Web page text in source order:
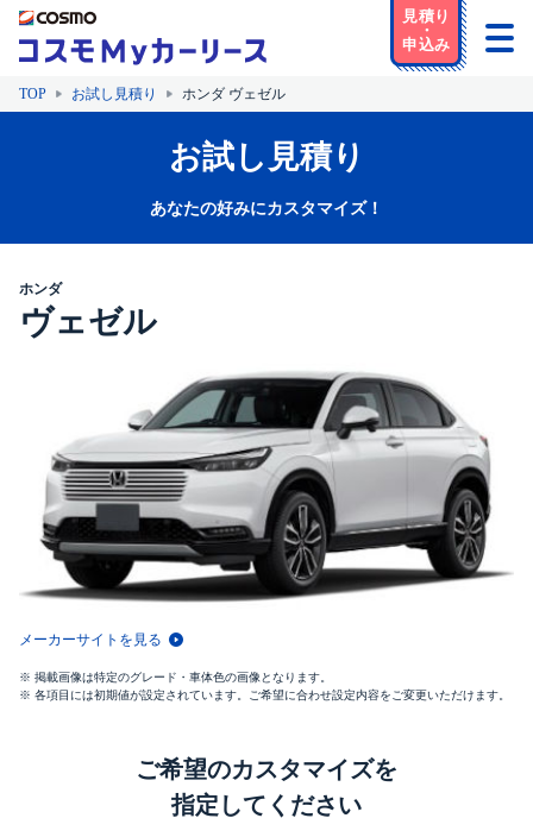
TOP お試し見積り ホンダ ヴェゼル
お試し見積り
あなたの好みにカスタマイズ！
ホンダ
ヴェゼル
メーカーサイトを見る
掲載画像は特定のグレード・車体色の画像となります。
各項目には初期値が設定されています。ご希望に合わせ設定内容をご変更いただけます。
ご希望のカスタマイズを
指定してください